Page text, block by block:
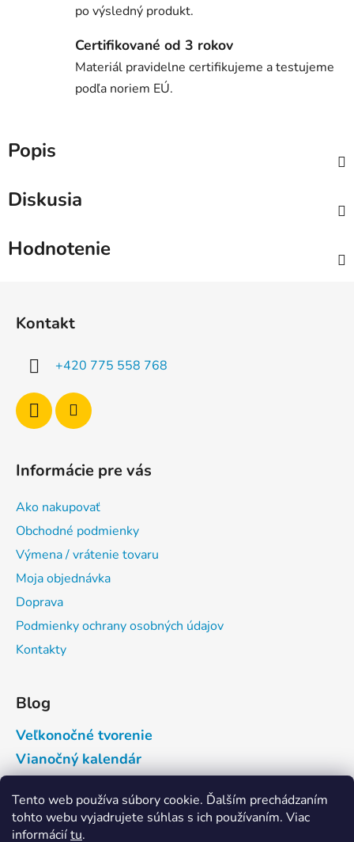
Tento web používa súbory cookie. Ďalším prechádzaním
tohto webu vyjadrujete súhlas s ich používaním. Viac
informáciítu.
po výsledný produkt.
Certifikované od 3 rokov
Materiál pravidelne certifikujeme a testujeme
podľa noriem EÚ.
Popis
Diskusia
Hodnotenie
Kontakt
+420 775 558 768
Informácie pre vás
Ako nakupovať
Obchodné podmienky
Výmena / vrátenie tovaru
Moja objednávka
Doprava
Podmienky ochrany osobných údajov
Kontakty
Blog
Veľkonočné tvorenie
Vianočný kalendár
Prijímame online platby